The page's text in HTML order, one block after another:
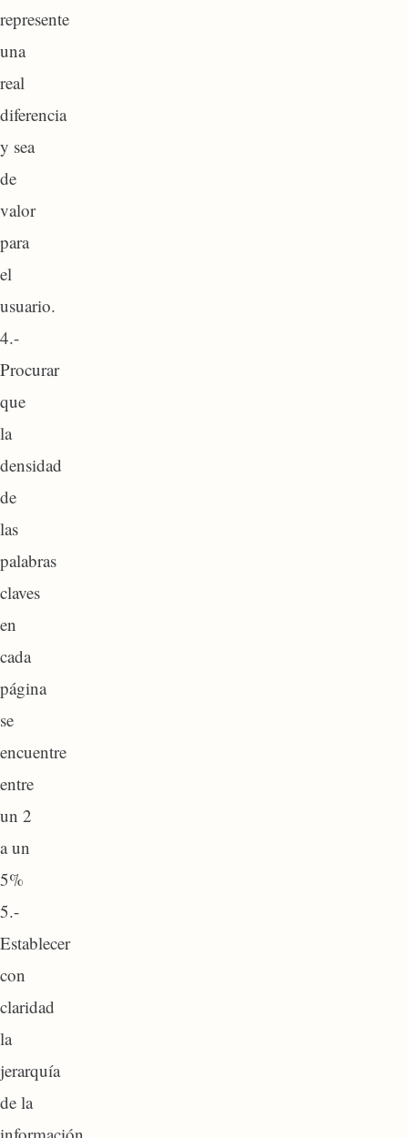
represente
una
real
diferencia
y sea
de
valor
para
el
usuario.
4.-
Procurar
que
la
densidad
de
las
palabras
claves
en
cada
página
se
encuentre
entre
un 2
a un
5%
5.-
Establecer
con
claridad
la
jerarquía
de la